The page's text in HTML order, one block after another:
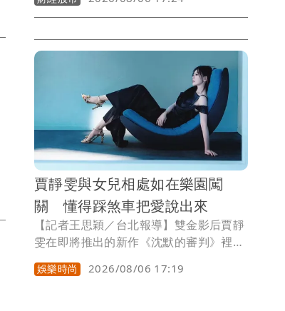
的永續影響轉換成具體數字。凱基金控指
出，約2.1兆元投融資經量化後，估計創
造約3.75兆元淨正影響，相當於每投入1
元，可為社會及環境創造約1.8倍淨正影
賈靜雯與女兒相處如在樂園闖
關 懂得踩煞車把愛說出來
【記者王思穎／台北報導】雙金影后賈靜
雯在即將推出的新作《沈默的審判》裡，
飾演一位心理師。角色揭露她相當帥氣的
一面，造型帶點英國男性氣質，臉龐掛著
娛樂時尚 2026/08/06 17:19